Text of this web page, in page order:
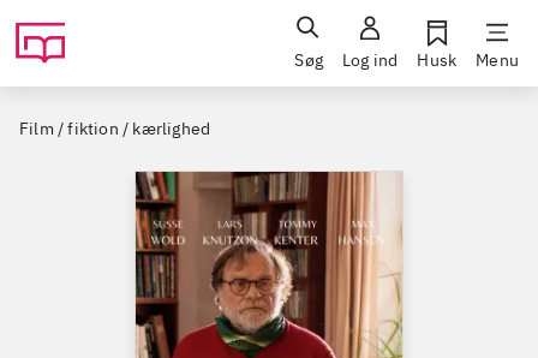
Søg Log ind Husk Menu
Film / fiktion / kærlighed